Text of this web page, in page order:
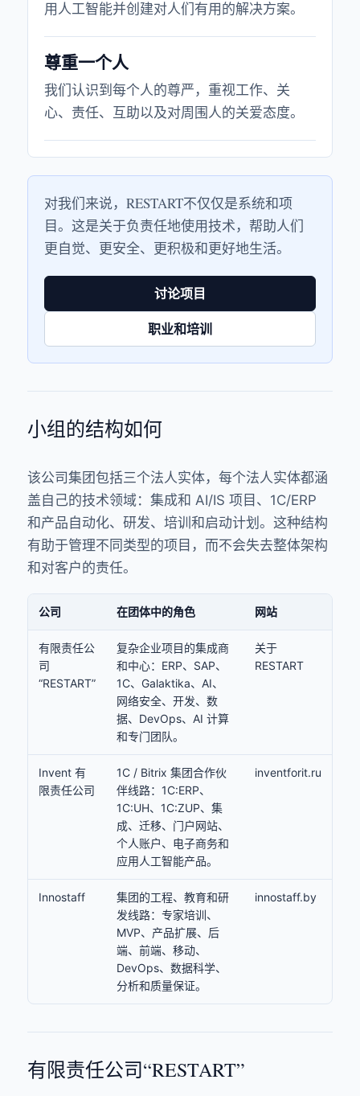
用人工智能并创建对人们有用的解决方案。
尊重一个人
我们认识到每个人的尊严，重视工作、关
心、责任、互助以及对周围人的关爱态度。
对我们来说，RESTART不仅仅是系统和项
目。这是关于负责任地使用技术，帮助人们
更自觉、更安全、更积极和更好地生活。
讨论项目
职业和培训
小组的结构如何
该公司集团包括三个法人实体，每个法人实体都涵
盖自己的技术领域：集成和 AI/IS 项目、1C/ERP
和产品自动化、研发、培训和启动计划。这种结构
有助于管理不同类型的项目，而不会失去整体架构
和对客户的责任。
公司 在团体中的角色 网站
有限责任公
司
“RESTART”
复杂企业项目的集成商
和中心：ERP、SAP、
1C、Galaktika、AI、
网络安全、开发、数
据、DevOps、AI 计算
和专门团队。
关于
RESTART
Invent 有
限责任公司
1C / Bitrix 集团合作伙
伴线路：1C:ERP、
1C:UH、1C:ZUP、集
成、迁移、门户网站、
个人账户、电子商务和
应用人工智能产品。
inventforit.ru
Innostaff
集团的工程、教育和研
发线路：专家培训、
MVP、产品扩展、后
端、前端、移动、
DevOps、数据科学、
分析和质量保证。
innostaff.by
有限责任公司“RESTART”